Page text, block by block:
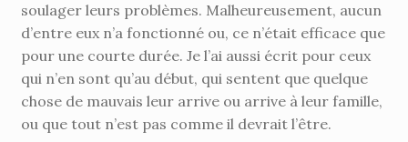
soulager leurs problèmes. Malheureusement, aucun
d’entre eux n’a fonctionné ou, ce n’était efficace que
pour une courte durée. Je l’ai aussi écrit pour ceux
qui n’en sont qu’au début, qui sentent que quelque
chose de mauvais leur arrive ou arrive à leur famille,
ou que tout n’est pas comme il devrait l’être.